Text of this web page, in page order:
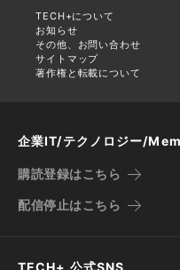
TECH+について
お知らせ
その他、お問い合わせ
サイトマップ
著作権と転載について
企業IT/テクノロジー/
購読登録はこちら
配信停止はこちら
TECH+ 公式SNS